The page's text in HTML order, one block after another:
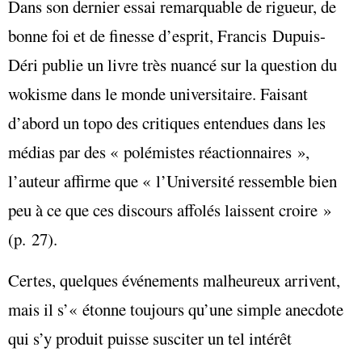
Dans son dernier essai remarquable de rigueur, de
bonne foi et de finesse d’esprit, Francis Dupuis-
Déri publie un livre très nuancé sur la question du
wokisme dans le monde universitaire. Faisant
d’abord un topo des critiques entendues dans les
médias par des « polémistes réactionnaires »,
l’auteur affirme que « l’Université ressemble bien
peu à ce que ces discours affolés laissent croire »
(p. 27).
Certes, quelques événements malheureux arrivent,
mais il s’« étonne toujours qu’une simple anecdote
qui s’y produit puisse susciter un tel intérêt